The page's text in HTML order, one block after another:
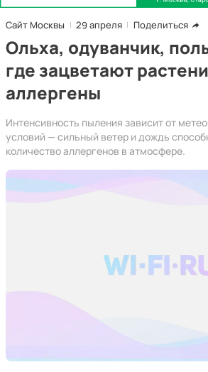
Сайт Москвы 29 апреля Поделиться
Ольха, одуванчик,
где зацветают
аллергены
Интенсивность пыления зависит от
условий — сильный ветер и дождь
количество аллергенов в атмосфере.